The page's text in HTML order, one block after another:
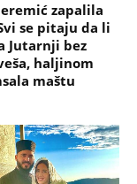
zapalila
se pitaju da li
Jutarnji bez
haljinom
maštu